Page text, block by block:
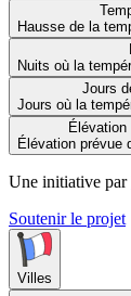
Hausse de la
Nuits où la
Jours
Jours où la
Élévation
Élévation prévue
Une initiative par
Soutenir le projet
Villes